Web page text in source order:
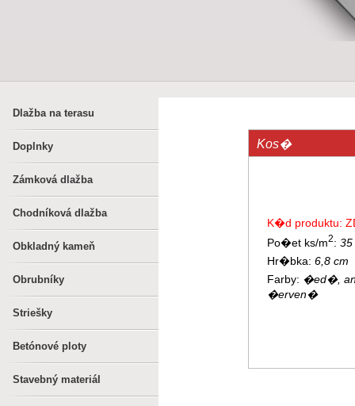
Dlažba na terasu
Doplnky
Zámková dlažba
Chodníková dlažba
Obkladný kameň
Obrubníky
Striešky
Betónové ploty
Stavebný materiál
Kos�
K�d produktu:
Po�et ks/m2: 35
Hr�bka: 6,8 cm
Farby: �ed�,
�erven�